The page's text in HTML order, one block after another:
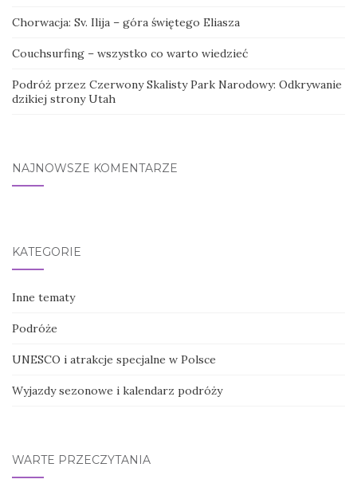
Chorwacja: Sv. Ilija – góra świętego Eliasza
Couchsurfing – wszystko co warto wiedzieć
Podróż przez Czerwony Skalisty Park Narodowy: Odkrywanie
dzikiej strony Utah
NAJNOWSZE KOMENTARZE
KATEGORIE
Inne tematy
Podróże
UNESCO i atrakcje specjalne w Polsce
Wyjazdy sezonowe i kalendarz podróży
WARTE PRZECZYTANIA